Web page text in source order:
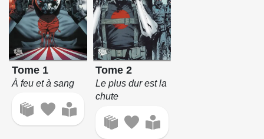
Tome 1
À feu et à sang
Tome 2
Le plus dur est la
chute